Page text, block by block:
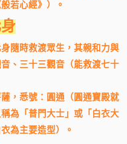
若心經》）。
隨時救渡眾生，其親和力與
、三十三觀音（能救渡七十
，悉號：圓通（圓通寶殿就
為「普門大士」或「白衣大
為主要造型）。